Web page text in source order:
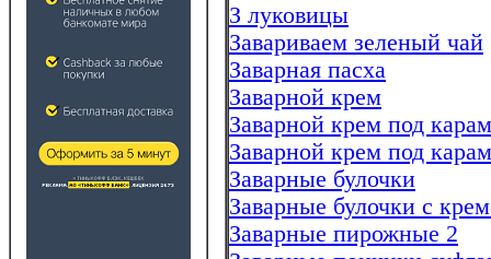
З луковицы
Завариваем зеленый чай
Заварная пасха
Заварной крем
Заварной крем под
Заварной крем под
Заварные булочки
Заварные булочки с
Заварные пирожные 2